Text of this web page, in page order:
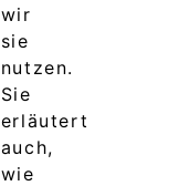
wir
sie
nutzen.
Sie
erläutert
auch,
wie